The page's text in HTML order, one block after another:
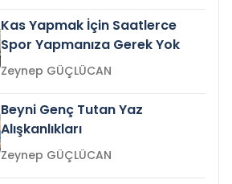
Kas Yapmak İçin Saatlerce
Spor Yapmanıza Gerek Yok
Zeynep GÜÇLÜCAN
Beyni Genç Tutan Yaz
Alışkanlıkları
Zeynep GÜÇLÜCAN